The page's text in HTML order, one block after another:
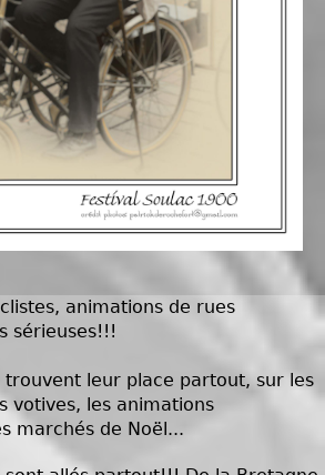
animations de rues
sérieuses!!!
trouvent leur place partout, sur les
votives, les animations
marchés de Noël...